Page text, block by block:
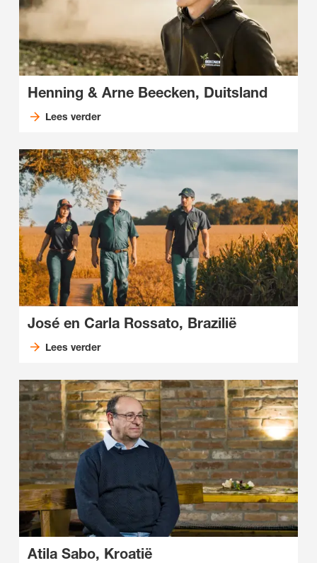
Henning & Arne Beecken, Duitsland
Lees verder
José en Carla Rossato, Brazilië
Lees verder
Atila Sabo, Kroatië